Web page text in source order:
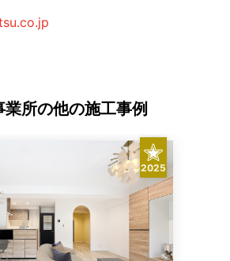
業所の他の施工事例
2025